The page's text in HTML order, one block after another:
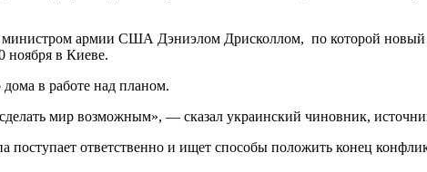
с министром армии США Дэниэлом Дрисколлом, по которой
ноября в Киеве.
в работе над планом.
мир возможным», — сказал украинский чиновник,
ответственно и ищет способы положить конец